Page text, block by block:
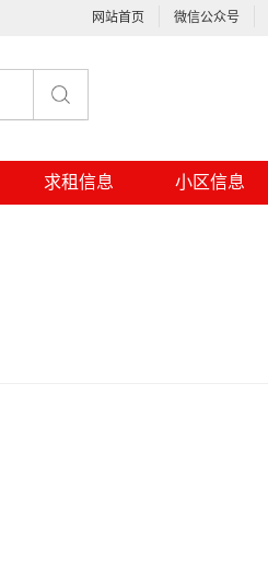
网站首页 微信公众号
求租信息 小区信息